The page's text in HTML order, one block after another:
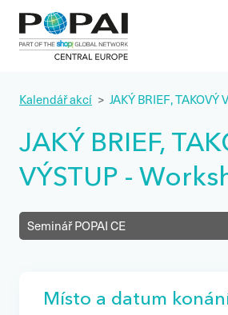
Kalendář akcí > JAKÝ BRIEF, TAKOVÝ
JAKÝ BRIEF,
VÝSTUP -
Seminář POPAI CE
Místo a datum